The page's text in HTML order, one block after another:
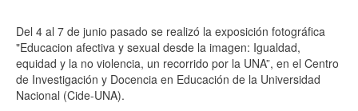
Del 4 al 7 de junio pasado se realizó la exposición fotográfica
"Educacion afectiva y sexual desde la imagen: Igualdad,
equidad y la no violencia, un recorrido por la UNA”, en el Centro
de Investigación y Docencia en Educación de la Universidad
Nacional (Cide-UNA).